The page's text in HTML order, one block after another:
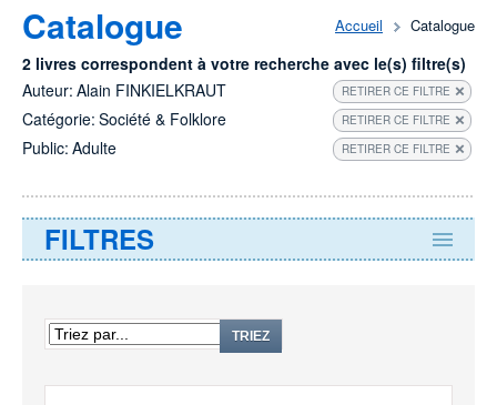
Accueil Catalogue
Catalogue
2 livres correspondent à votre recherche avec le(s) filtre(s)
Auteur: Alain FINKIELKRAUT RETIRER CE FILTRE
Catégorie: Société & Folklore RETIRER CE FILTRE
Public: Adulte RETIRER CE FILTRE
FILTRES
TRIEZ